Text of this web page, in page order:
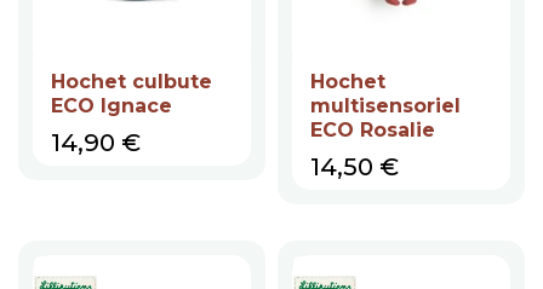
Hochet culbute
ECO Ignace
Prix
14,90 €
Hochet
multisensoriel
ECO Rosalie
Prix
14,50 €